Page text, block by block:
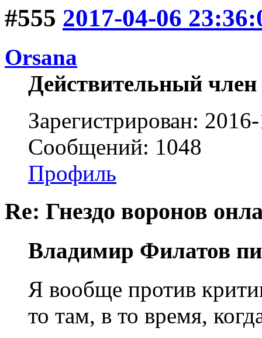
#555 2017-04-06
Orsana
Действительный член
Зарегистрирован:
Сообщений: 1048
Профиль
Re: Гнездо воронов
Владимир Филатов
Я вообще против
то там, в то время,